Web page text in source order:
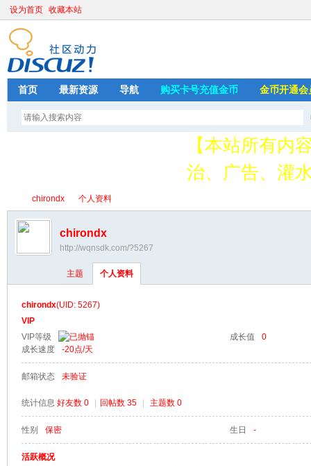
设为首页 收藏本站
首页 最新资源 导航 购买卡号充值金币 金币开通会
【本站所有内
治、广告、灌
›
chirondx 个人资料
chirondx
http://wqnsdk.com/?5267
主题 个人资料
chirondx(UID: 5267)
VIP
VIP等级
成长值
0
成长速度
-20点/天
邮箱状态 未验证
统计信息 好友数 0 回帖数 35 主题数 0
性别 保密 生日 -
活跃概况